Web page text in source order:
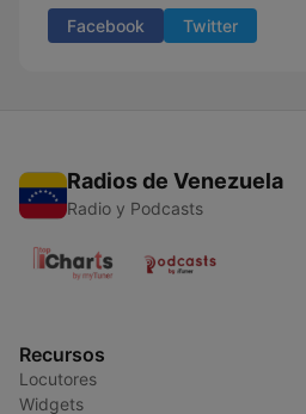
Facebook Twitter
Radios de Venezuela
Radio y Podcasts
Recursos
Locutores
Widgets